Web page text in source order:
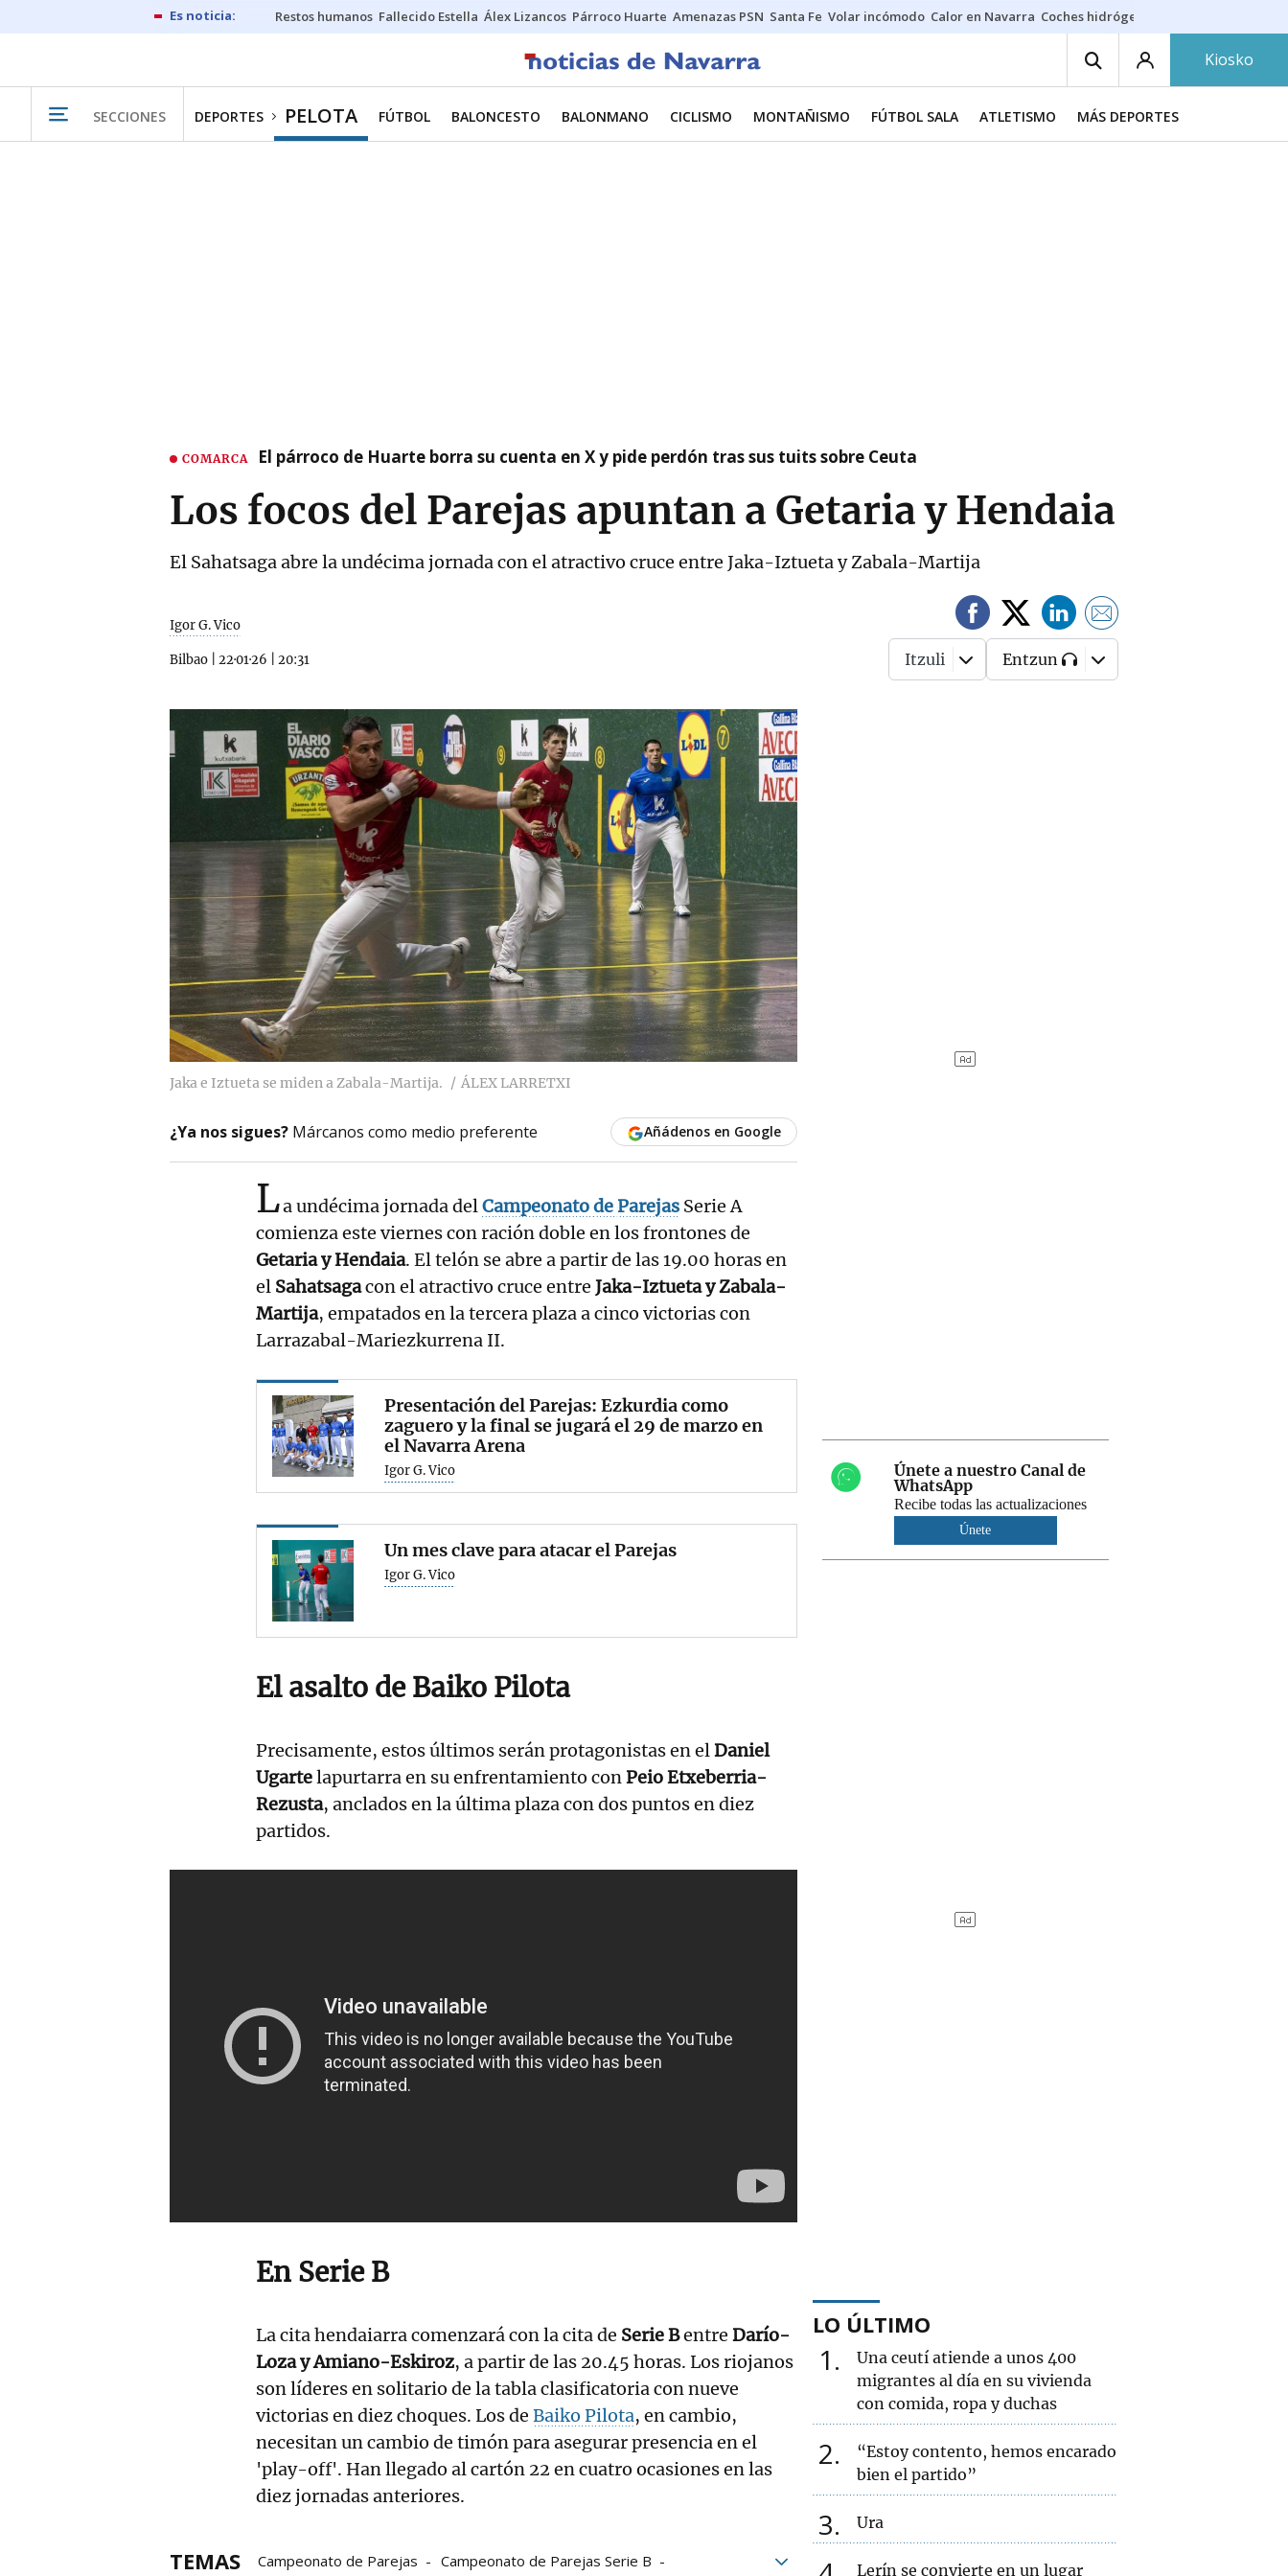
Restos humanos Fallecido Estella Álex Lizancos Párroco Huarte Amenazas PSN Santa Fe Volar incómodo Calor en Navarra Coches hidrógeno
Kiosko
SECCIONES DEPORTES PELOTA FÚTBOL BALONCESTO BALONMANO CICLISMO MONTAÑISMO FÚTBOL SALA ATLETISMO MÁS DEPORTES
COMARCA El párroco de Huarte borra su cuenta en X y pide perdón tras sus tuits sobre Ceuta
Los focos del Parejas apuntan a Getaria y Hendaia
El Sahatsaga abre la undécima jornada con el atractivo cruce entre Jaka-Iztueta y Zabala-Martija
Igor G. Vico
Bilbao 22·01·26 20:31 Itzuli Entzun
Jaka e Iztueta se miden a Zabala-Martija. ÁLEX LARRETXI
¿Ya nos sigues? Márcanos como medio preferente Añádenos en Google
La undécima jornada delCampeonatodeParejas Serie A
comienza este viernes con ración doble en los frontones de
Getaria y Hendaia. El telón se abre a partir de las 19.00 horas en
el Sahatsagacon el atractivo cruce entre Jaka-Iztueta y Zabala-
Martija, empatados en la tercera plaza a cinco victorias con
Larrazabal-Mariezkurrena II.
Presentación del Parejas: Ezkurdia como
zaguero y la final se jugará el 29 de marzo en
el Navarra Arena
Igor G. Vico
Un mes clave para atacar el Parejas
Igor G. Vico
El asalto deBaiko Pilota
Precisamente, estos últimos serán protagonistas en elDaniel
Ugartelapurtarra en su enfrentamiento conPeio Etxeberria-
Rezusta, anclados en la última plaza con dos puntos en diez
partidos.
En Serie B
La cita hendaiarra comenzará con la cita de Serie Bentre Darío-
Loza y Amiano-Eskiroz, a partir de las 20.45 horas. Los riojanos
son líderes en solitario de la tabla clasificatoria con nueve
victorias en diez choques. Los de Baiko Pilota, en cambio,
necesitan un cambio de timón para asegurar presencia en el
'play-off'. Han llegado al cartón 22 en cuatro ocasiones en las
diez jornadas anteriores.
TEMAS Campeonato de Parejas
Campeonato de Parejas Serie B
Únete a nuestro Canal de
WhatsApp
Recibe todas las actualizaciones
Únete
LO ÚLTIMO
1
Una ceutí atiende a unos 400
migrantes al día en su vivienda
con comida, ropa y duchas
2
“Estoy contento, hemos encarado
bien el partido”
3 Ura
Lerín se convierte en un lugar